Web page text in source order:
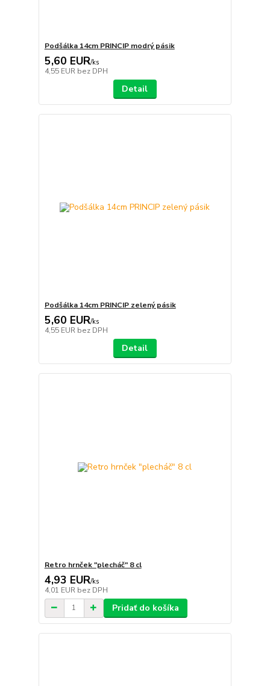
Podšálka 14cm PRINCIP modrý pásik
5,60 EUR/ks
4,55 EUR bez DPH
Detail
Podšálka 14cm PRINCIP zelený pásik
5,60 EUR/ks
4,55 EUR bez DPH
Detail
Retro hrnček "plecháč" 8 cl
4,93 EUR/ks
4,01 EUR bez DPH
Pridať do košíka